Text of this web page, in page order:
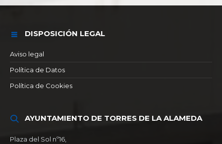
DISPOSICIÓN LEGAL
Aviso legal
Política de Datos
Política de Cookies
AYUNTAMIENTO DE TORRES DE LA ALAMEDA
Plaza del Sol nº16,